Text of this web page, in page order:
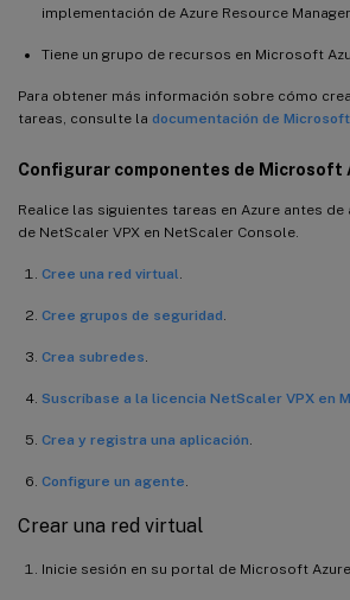
implementación de Azure Resource Manager.
Tiene un grupo de recursos en Microsoft
Para obtener más información sobre cómo
tareas, consulte la documentación de
Configurar componentes de Microsoft
Realice las siguientes tareas en Azure antes
de NetScaler VPX en NetScaler Console.
Cree una red virtual
Cree grupos de seguridad
Crea subredes
Suscríbase a la licencia NetScaler VPX en
Crea y registra una aplicación
Configure un agente
Crear una red virtual
Inicie sesión en su portal de Microsoft Azure.